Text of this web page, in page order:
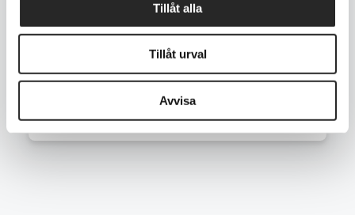
Tillåt alla
Tillåt urval
Avvisa
070 886 32 62
info@teknikpunkten.se